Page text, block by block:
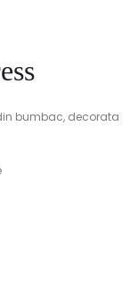
bumbac, decorata